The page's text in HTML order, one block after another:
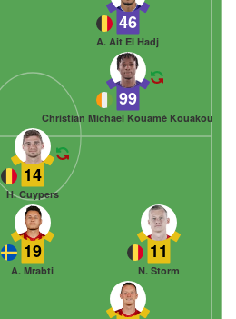
46
A. Ait El Hadj
99
Christian Michael Kouamé Kouakou
19
A. Mrabti
11
N. Storm
14
H. Cuypers